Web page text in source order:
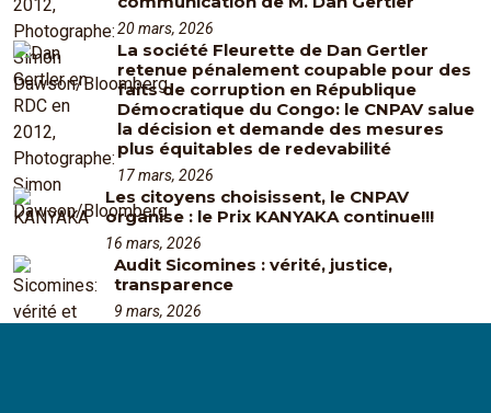
20 mars, 2026
La société Fleurette de Dan Gertler
retenue pénalement coupable pour des
faits de corruption en République
Démocratique du Congo: le CNPAV salue
la décision et demande des mesures
plus équitables de redevabilité
17 mars, 2026
Les citoyens choisissent, le CNPAV
organise : le Prix KANYAKA continue!!!
16 mars, 2026
Audit Sicomines : vérité, justice,
transparence
9 mars, 2026